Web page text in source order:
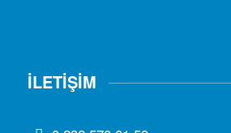
İLETİŞİM